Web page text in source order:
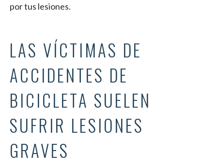
por tus lesiones.
LAS VÍCTIMAS DE
ACCIDENTES DE
BICICLETA SUELEN
SUFRIR LESIONES
GRAVES